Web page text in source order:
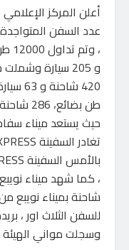
أعلن المركز
طن بضائع، 286 شاحنة و 142 سيارة.
حيث يستعد ميناء
شاحنة بميناء
للسفن الثلاث اور ،
وسجلت مواني الهيئة وصول